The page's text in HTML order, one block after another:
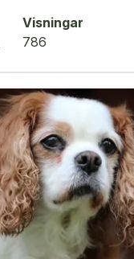
Visningar
786